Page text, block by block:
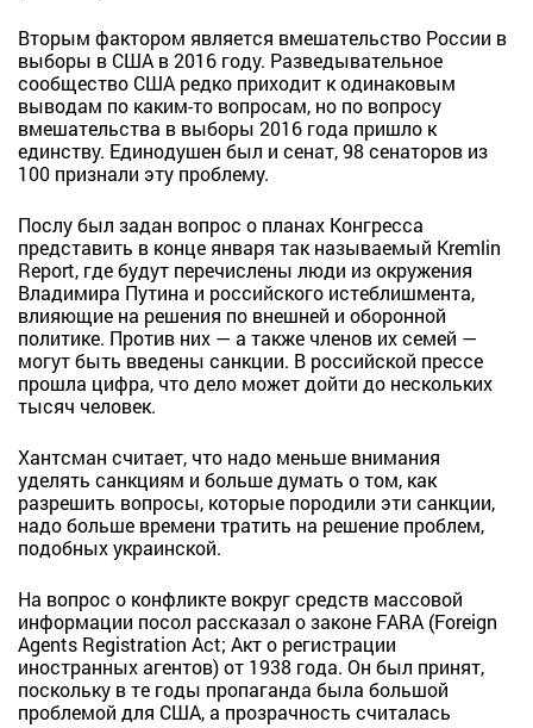
Вторым фактором является вмешательство России в
выборы в США в 2016 году. Разведывательное
сообщество США редко приходит к одинаковым
выводам по каким-то вопросам, но по вопросу
вмешательства в выборы 2016 года пришло к
единству. Единодушен был и сенат, 98 сенаторов из
100 признали эту проблему.
Послу был задан вопрос о планах Конгресса
представить в конце января так называемый Kremlin
Report, где будут перечислены люди из окружения
Владимира Путина и российского истеблишмента,
влияющие на решения по внешней и оборонной
политике. Против них — а также членов их семей —
могут быть введены санкции. В российской прессе
прошла цифра, что дело может дойти до нескольких
тысяч человек.
Хантсман считает, что надо меньше внимания
уделять санкциям и больше думать о том, как
разрешить вопросы, которые породили эти санкции,
надо больше времени тратить на решение проблем,
подобных украинской.
На вопрос о конфликте вокруг средств массовой
информации посол рассказал о законе FARA (Foreign
Agents Registration Act; Акт о регистрации
иностранных агентов) от 1938 года. Он был принят,
поскольку в те годы пропаганда была большой
проблемой для США, а прозрачность считалась